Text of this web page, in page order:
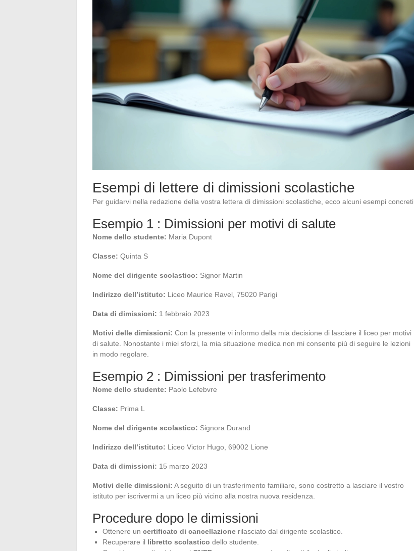
Esempi di lettere di dimissioni scolastiche
Per guidarvi nella redazione della vostra lettera di dimissioni scolastiche, ecco alcuni esempi concreti.
Esempio 1 : Dimissioni per motivi di salute
Nome dello studente: Maria Dupont
Classe: Quinta S
Nome del dirigente scolastico: Signor Martin
Indirizzo dell’istituto: Liceo Maurice Ravel, 75020 Parigi
Data di dimissioni: 1 febbraio 2023
Motivi delle dimissioni: Con la presente vi informo della mia decisione di lasciare il liceo per motivi
di salute. Nonostante i miei sforzi, la mia situazione medica non mi consente più di seguire le lezioni
in modo regolare.
Esempio 2 : Dimissioni per trasferimento
Nome dello studente: Paolo Lefebvre
Classe: Prima L
Nome del dirigente scolastico: Signora Durand
Indirizzo dell’istituto: Liceo Victor Hugo, 69002 Lione
Data di dimissioni: 15 marzo 2023
Motivi delle dimissioni: A seguito di un trasferimento familiare, sono costretto a lasciare il vostro
istituto per iscrivermi a un liceo più vicino alla nostra nuova residenza.
Procedure dopo le dimissioni
Ottenere un certificato di cancellazione rilasciato dal dirigente scolastico.
Recuperare il libretto scolastico dello studente.